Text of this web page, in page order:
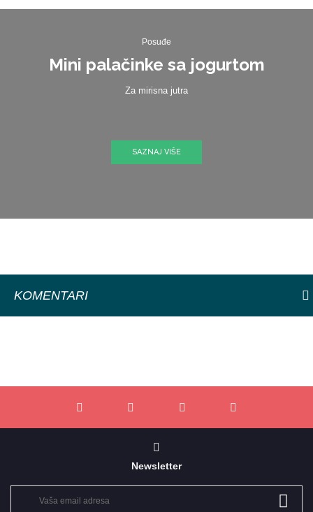
Posuđe
Mini palačinke sa jogurtom
Za mirisna jutra
SAZNAJ VIŠE
KOMENTARI
Newsletter